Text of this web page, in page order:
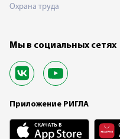
Охрана труда
Мы в социальных сетях
Приложение РИГЛА